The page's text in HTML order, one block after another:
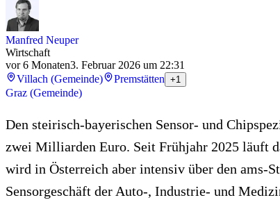
Manfred Neuper
Wirtschaft
vor 6 Monaten3. Februar 2026 um 22:31
Villach (Gemeinde)
Premstätten +1
Graz (Gemeinde)
Den steirisch-bayerischen Sensor- und
zwei Milliarden Euro. Seit Frühjahr 2025 läuft
wird in Österreich aber intensiv über den ams-
Sensorgeschäft der Auto-, Industrie- und